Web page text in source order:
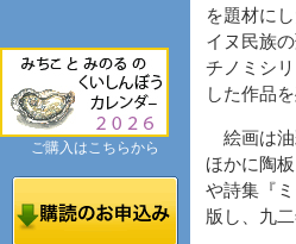
を題材に
イヌ民族
チノミシ
した作品
絵画は油
ほかに陶
や詩集『
版し、九
ご購入はこちらから